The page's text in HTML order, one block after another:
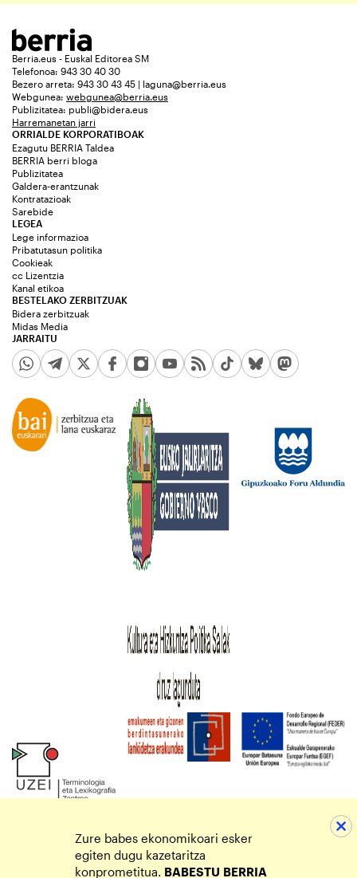
Berria.eus - Euskal Editorea SM
Telefonoa: 943 30 40 30
Bezero arreta: 943 30 43 45 | laguna@berria.eus
Webgunea: webgunea@berria.eus
Publizitatea: publi@bidera.eus
Harremanetan jarri
ORRIALDE KORPORATIBOAK
Ezagutu BERRIA Taldea
BERRIA berri bloga
Publizitatea
Galdera-erantzunak
Kontratazioak
Sarebide
JARRAITU
LEGEA
Lege informazioa
Pribatutasun politika
Cookieak
cc Lizentzia
Kanal etikoa
BESTELAKO ZERBITZUAK
Bidera zerbitzuak
Midas Media
Zure babes ekonomikoari esker
egiten dugu kazetaritza
konprometitua. BABESTU BERRIA